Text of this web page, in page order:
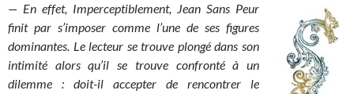
— En effet, Imperceptiblement, Jean Sans Peur
finit par s’imposer comme l’une de ses figures
dominantes. Le lecteur se trouve plongé dans son
intimité alors qu’il se trouve confronté à un
dilemme : doit-il accepter de rencontrer le